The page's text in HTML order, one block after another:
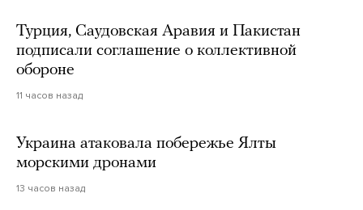
Турция, Саудовская Аравия и Пакистан
подписали соглашение о коллективной
обороне
11 часов назад
Украина атаковала побережье Ялты
морскими дронами
13 часов назад